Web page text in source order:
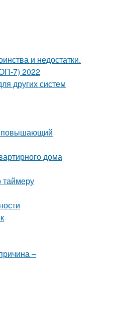
и недостатки.
7) 2022
других систем
повышающий
дома
таймеру
–